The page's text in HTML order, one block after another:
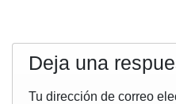
Deja una
Tu dirección de correo